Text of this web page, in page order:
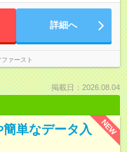
詳細へ
ァースト
掲載日：2026.08.04
NEW
簡単なデータ入